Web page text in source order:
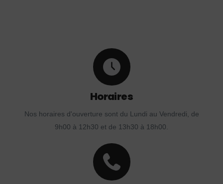
Horaires
Nos horaires d'ouverture sont du Lundi au Vendredi, de
9h00 à 12h30 et de 13h30 à 18h00.